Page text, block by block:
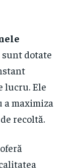
dotate
lucru. Ele
a maximiza
recoltă.